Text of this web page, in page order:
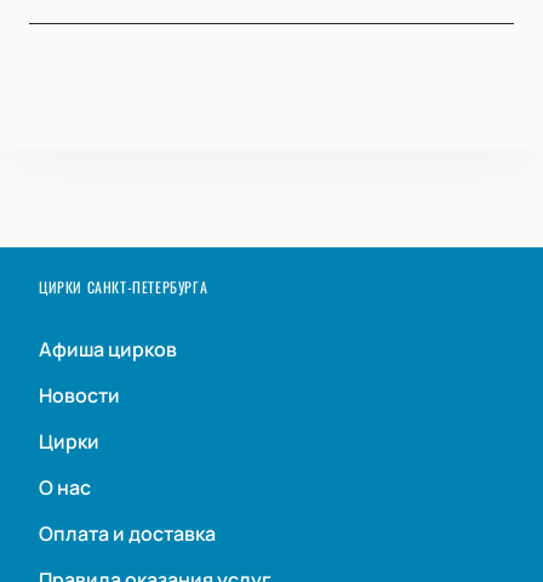
ЦИРКИ САНКТ-ПЕТЕРБУРГА
Афиша цирков
Новости
Цирки
О нас
Оплата и доставка